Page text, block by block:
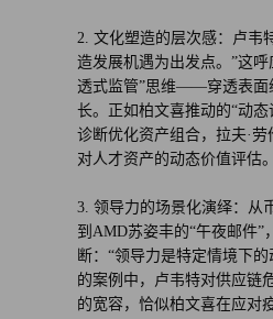
2. 文化塑造的层次感：卢韦
造发展机遇为出发点。”这
透式监管”思维——穿透表面
长。正如柏文喜推动的“动
诊断优化资产组合，拉夫·
对人才资产的动态价值评估。
3. 领导力的场景化演绎：从
到AMD苏姿丰的“午夜邮件”
断：“领导力是特定情境下
的案例中，卢韦特对供应链
的宽容，恰似柏文喜在应对